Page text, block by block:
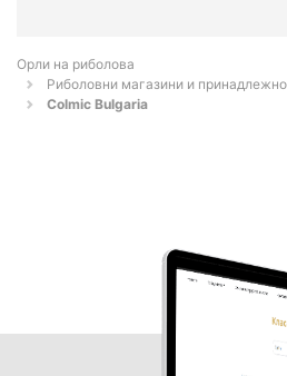
Орли на риболова
Риболовни магазини и
Colmic Bulgaria